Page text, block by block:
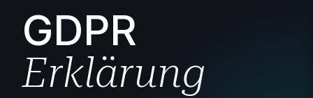
GDPR
Erklärung